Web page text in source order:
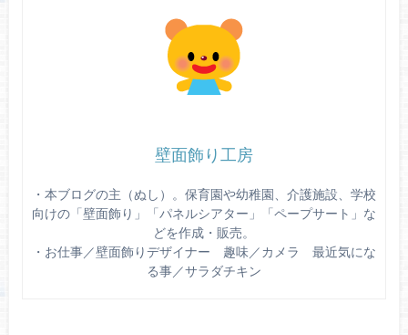
壁面飾り工房
・本ブログの主（ぬし）。保育園や幼稚園、介護施設、学校
向けの「壁面飾り」「パネルシアター」「ペープサート」な
どを作成・販売。
・お仕事／壁面飾りデザイナー 趣味／カメラ 最近気にな
る事／サラダチキン